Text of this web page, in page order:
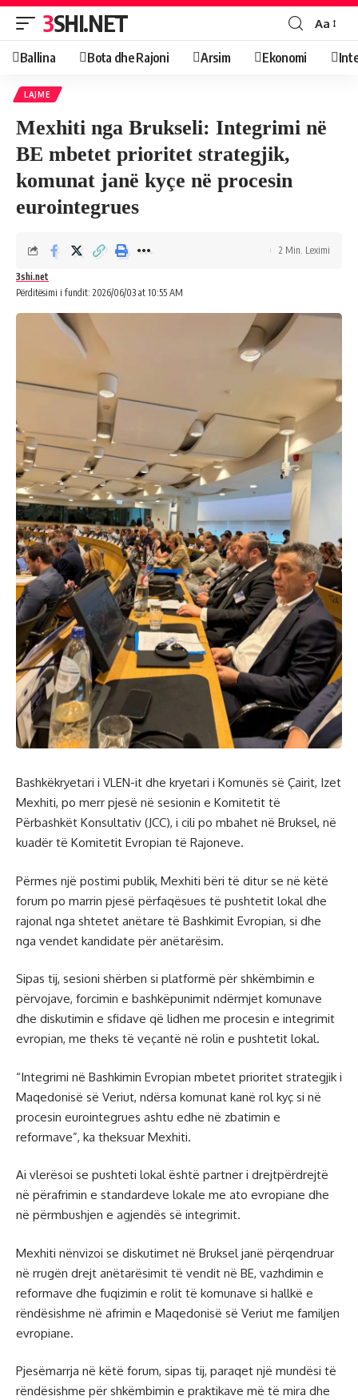
3SHI.NET Aa
Ballina Bota dhe Rajoni Arsim Ekonomi
LAJME
Mexhiti nga Brukseli: Integrimi në
BE mbetet prioritet strategjik,
komunat janë kyçe në procesin
eurointegrues
Përditësimi i fundit: 2026/06/03 at 10:55 AM
3shi.net
2 Min. Leximi
Bashkëkryetari i VLEN-it dhe kryetari i Komunës së Çairit, Izet
Mexhiti, po merr pjesë në sesionin e Komitetit të
Përbashkët Konsultativ (JCC), i cili po mbahet në Bruksel, në
kuadër të Komitetit Evropian të Rajoneve.
Përmes një postimi publik, Mexhiti bëri të ditur se në këtë
forum po marrin pjesë përfaqësues të pushtetit lokal dhe
rajonal nga shtetet anëtare të Bashkimit Evropian, si dhe
nga vendet kandidate për anëtarësim.
Sipas tij, sesioni shërben si platformë për shkëmbimin e
përvojave, forcimin e bashkëpunimit ndërmjet komunave
dhe diskutimin e sfidave që lidhen me procesin e integrimit
evropian, me theks të veçantë në rolin e pushtetit lokal.
“Integrimi në Bashkimin Evropian mbetet prioritet strategjik i
Maqedonisë së Veriut, ndërsa komunat kanë rol kyç si në
procesin eurointegrues ashtu edhe në zbatimin e
reformave”, ka theksuar Mexhiti.
Ai vlerësoi se pushteti lokal është partner i drejtpërdrejtë
në përafrimin e standardeve lokale me ato evropiane dhe
në përmbushjen e agjendës së integrimit.
Mexhiti nënvizoi se diskutimet në Bruksel janë përqendruar
në rrugën drejt anëtarësimit të vendit në BE, vazhdimin e
reformave dhe fuqizimin e rolit të komunave si hallkë e
rëndësishme në afrimin e Maqedonisë së Veriut me familjen
evropiane.
Pjesëmarrja në këtë forum, sipas tij, paraqet një mundësi të
rëndësishme për shkëmbimin e praktikave më të mira dhe